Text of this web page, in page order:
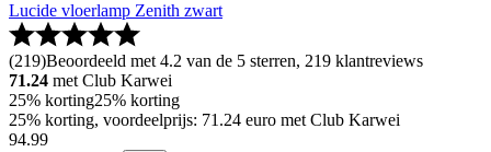
Lucide vloerlamp Zenith zwart
(219)Beoordeeld met 4.2 van de 5 sterren, 219 klantreviews
71.24 met Club Karwei
25% korting25% korting
25% korting, voordeelprijs: 71.24 euro met Club Karwei
94.99